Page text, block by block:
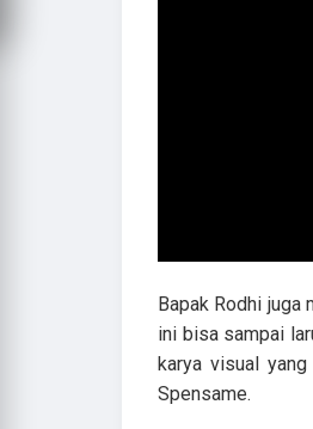
Bapak Rodhi
ini bisa sampai
karya visual
Spensame.